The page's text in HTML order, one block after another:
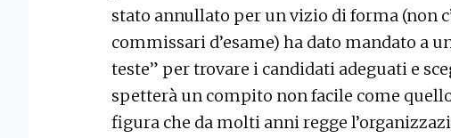
stato annullato per un vizio di forma (non
commissari d’esame) ha dato mandato a
teste” per trovare i candidati adeguati e
spetterà un compito non facile come
figura che da molti anni regge